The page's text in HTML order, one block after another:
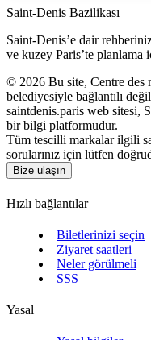
Saint‑Denis Bazilikası
Saint‑Denis’e dair
ve kuzey Paris’te planlama
© 2026 Bu site, Centre des
belediyesiyle bağlantılı
saintdenis.paris web sitesi,
bir bilgi platformudur.
Tüm tescilli markalar ilgili
sorularınız için lütfen
Bize ulaşın
Hızlı bağlantılar
Biletlerinizi seçin
Ziyaret saatleri
Neler görülmeli
SSS
Yasal